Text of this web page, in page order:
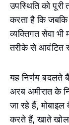
उपस्थिति को
करता है कि जबकि
व्यक्तिगत सेवा
तरीके से आवंटित
यह निर्णय बदलते
अरब अमीरात के
जा रहे हैं,
करते हैं, खाते